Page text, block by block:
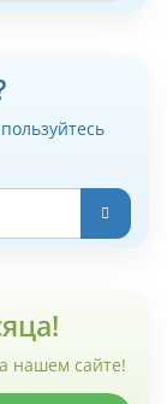
нашем сайте!